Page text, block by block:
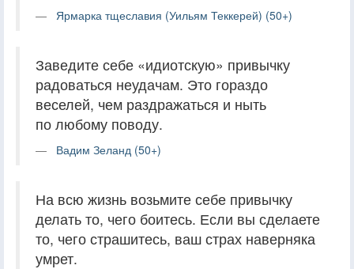
Ярмарка тщеславия (Уильям Теккерей) (50+)
Заведите себе «идиотскую» привычку
радоваться неудачам. Это гораздо
веселей, чем раздражаться и ныть
по любому поводу.
Вадим Зеланд (50+)
На всю жизнь возьмите себе привычку
делать то, чего боитесь. Если вы сделаете
то, чего страшитесь, ваш страх наверняка
умрет.